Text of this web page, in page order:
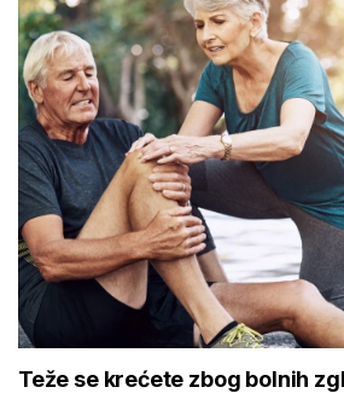
Teže se krećete zbog bolnih